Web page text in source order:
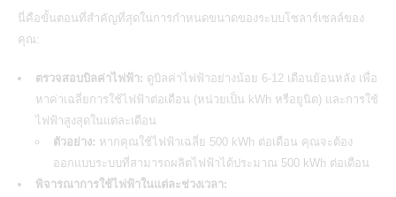
นี่คือขั้นตอนที่สำคัญที่สุดในการกำหนดขนาดของระบบโซลาร์เซลล์ของ
คุณ:
ตรวจสอบบิลค่าไฟฟ้า: ดูบิลค่าไฟฟ้าอย่างน้อย 6-12 เดือนย้อนหลัง เพื่อ
หาค่าเฉลี่ยการใช้ไฟฟ้าต่อเดือน (หน่วยเป็น kWh หรือยูนิต) และการใช้
ไฟฟ้าสูงสุดในแต่ละเดือน
ตัวอย่าง: หากคุณใช้ไฟฟ้าเฉลี่ย 500 kWh ต่อเดือน คุณจะต้อง
ออกแบบระบบที่สามารถผลิตไฟฟ้าได้ประมาณ 500 kWh ต่อเดือน
พิจารณาการใช้ไฟฟ้าในแต่ละช่วงเวลา: